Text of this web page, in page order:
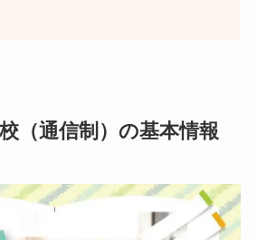
（通信制）の基本情報